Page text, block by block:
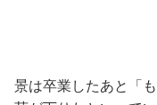
景は卒業したあと「